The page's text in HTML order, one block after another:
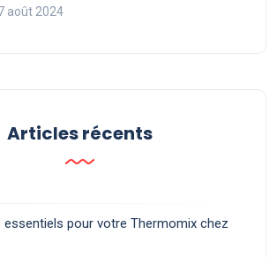
août 2024
Articles récents
essentiels pour votre Thermomix chez